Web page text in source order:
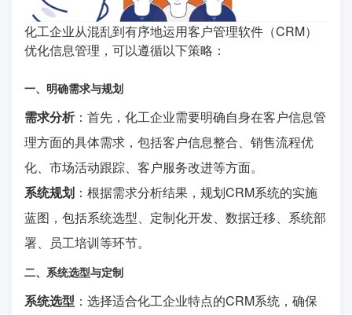
化工企业从混乱到有序地运用客户管理软件（CRM）
优化信息管理，可以遵循以下策略：
一、明确需求与规划
需求分析：首先，化工企业需要明确自身在客户信息管
理方面的具体需求，包括客户信息整合、销售流程优
化、市场活动跟踪、客户服务改进等方面。
系统规划 ：根据需求分析结果，规划CRM系统的实施
蓝图，包括系统选型、定制化开发、数据迁移、系统部
署、员工培训等环节。
二、系统选型与定制
系统选型 ：选择适合化工企业特点的CRM系统，确保